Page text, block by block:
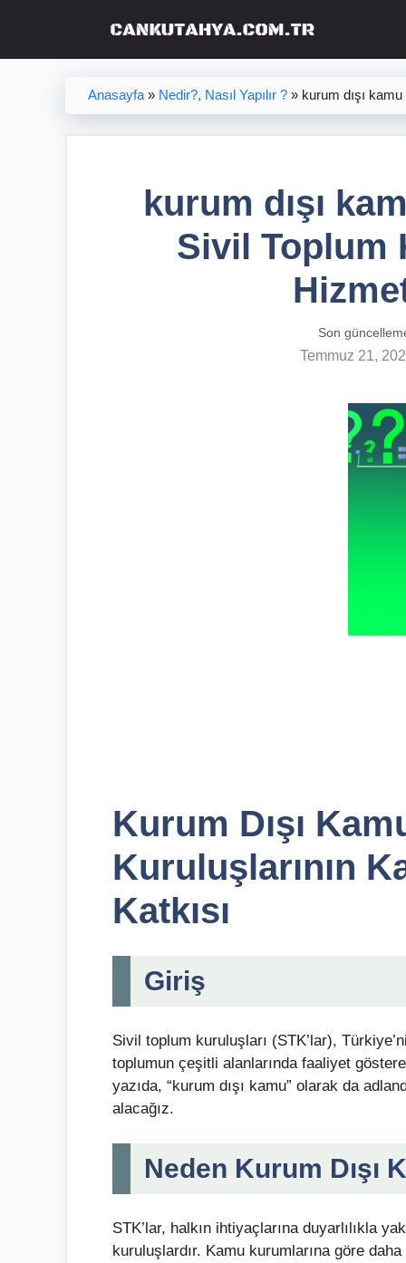
Anasayfa » Nedir?, Nasıl Yapılır ? » kurum dışı
kurum dışı
Sivil Toplum
Son
Temmuz 21,
Kurum Dışı
Kuruluşlarının
Katkısı
Giriş
Sivil toplum kuruluşları (STK’lar),
toplumun çeşitli alanlarında faaliyet
yazıda, “kurum dışı kamu” olarak da
alacağız.
Neden Kurum Dışı
STK’lar, halkın ihtiyaçlarına duyarlılıkla
kuruluşlardır. Kamu kurumlarına göre